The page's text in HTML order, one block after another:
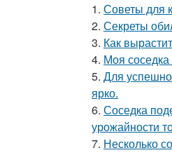
1. Советы для
2. Секреты
3. Как
4. Моя
5. Для
ярко.
6. Соседка
урожайности
7. Несколько